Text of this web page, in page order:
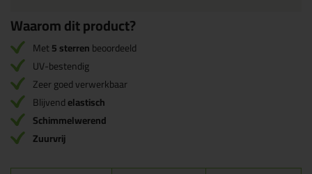
Waarom dit product?
Met5 sterrenbeoordeeld
UV-bestendig
Zeer goed verwerkbaar
Blijvendelastisch
Schimmelwerend
Zuurvrij